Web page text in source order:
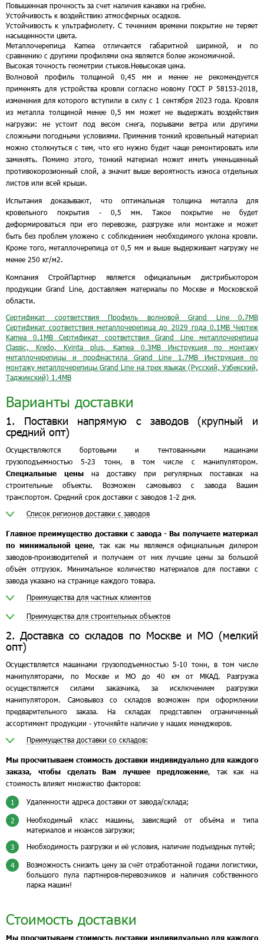
Повышенная прочность за счет наличия канавки на гребне.
Устойчивость к воздействию атмосферных осадков.
Устойчивость к ультрафиолету. С течением времени покрытие не теряет
насыщенности цвета.
Металлочерепица Kamea отличается габаритной шириной, и по
сравнению с другими профилями она является более экономичной.
Высокая точность геометрии стыков.Невысокая цена.
Волновой профиль толщиной 0,45 мм и менее не рекомендуется
применять для устройства кровли согласно новому ГОСТ Р 58153-2018,
изменения для которого вступили в силу с 1 сентября 2023 года. Кровля
из металла толщиной менее 0,5 мм может не выдержать воздействия
нагрузки: не устоит под весом снега, порывами ветра или другими
сложными погодными условиями. Применив тонкий кровельный материал
можно столкнуться с тем, что его нужно будет чаще ремонтировать или
заменять. Помимо этого, тонкий материал может иметь уменьшенный
противокорозионный слой, а значит выше вероятность износа отдельных
листов или всей крыши.
Испытания доказывают, что оптимальная толщина металла для
кровельного покрытия - 0,5 мм. Такое покрытие не будет
деформироваться при его перевозке, разгрузке или монтаже и может
быть без проблем уложено с соблюдением необходимого уклона кровли.
Кроме того, металлочерепица от 0,5 мм и выше выдерживает нагрузку не
менее 250 кг/м2.
Компания СтройПартнер является официальным дистрибьютором
продукции Grand Line, доставляем материалы по Москве и Московской
области.
Сертификат соответствия Профиль волновой Grand Line
0.7MB
Сертификат соответствия металлочерепица до 2029 года 0.1MBЧертеж
Kamea
0.1MB Сертификат соответствия Grand Line металлочерепица
Classic, Kredo, Kvinta plus, Kamea
0.3MB Инструкция по монтажу
металлочерепицы и профнастила Grand Line
1.7MBИнструкция по
монтажу металлочерепицы Grand Line на трех языках (Русский, Узбекский,
Таджикский) 1.4MB
Варианты доставки
1. Поставки напрямую с заводов (крупный и
средний опт)
Осуществляются бортовыми и тентованными машинами
грузоподъемностью 5-23 тонн, в том числе с манипулятором.
Специальные цены на доставку при регулярных поставках на
строительные объекты. Возможен самовывоз с завода Вашим
транспортом. Средний срок доставки с заводов 1-2 дня.
Список регионов доставки с заводов
Главное преимущество доставки с завода - Вы получаете материал
по минимальной цене, так как мы являемся официальным дилером
заводов-производителей и получаем от них лучшие цены за большой
объём отгрузок. Минимальное количество материалов для поставки с
завода указано на странице каждого товара.
Преимущества для частных клиентов
Преимущества для строительных объектов
2. Доставка со складов по Москве и МО (мелкий
опт)
Осуществляется машинами грузоподъемностью 5-10 тонн, в том числе
манипуляторами, по Москве и МО до 40 км от МКАД. Разгрузка
осуществляется силами заказчика, за исключением разгрузки
манипулятором. Самовывоз со складов возможен при оформлении
предварительного заказа. На складах представлен ограниченный
ассортимент продукции - уточняйте наличие у наших менеджеров.
Преимущества доставки со складов:
Мы просчитываем стоимость доставки индивидуально для каждого
заказа, чтобы сделать Вам лучшее предложение, так как на
стоимость влияет множество факторов:
1 Удаленности адреса доставки от завода/склада;
2
Необходимый класс машины, зависящий от объёма и типа
материалов и нюансов загрузки;
3 Необходимость разгрузки и её условия, наличие подъездных путей;
4
Возможность снизить цену за счёт отработанной годами логистики,
большого пула партнеров-перевозчиков и наличия собственного
парка машин!
Стоимость доставки
Мы просчитываем стоимость доставки индивидуально для каждого